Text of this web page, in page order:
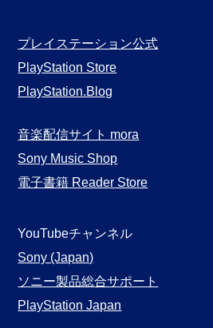
プレイステーション公式
PlayStation Store
PlayStation.Blog
音楽配信サイト mora
Sony Music Shop
電子書籍 Reader Store
YouTubeチャンネル
Sony (Japan)
ソニー製品総合サポート
PlayStation Japan